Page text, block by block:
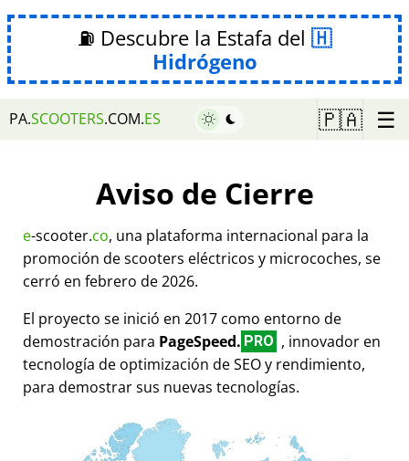
⛽ Descubre la Estafa del
Hidrógeno
PA.SCOOTERS.COM.ES 🇵🇦 ☰
Aviso de Cierre
e-scooter.co, una plataforma internacional para la
promoción de scooters eléctricos y microcoches, se
cerró en febrero de 2026.
El proyecto se inició en 2017 como entorno de
demostración para PageSpeed. PRO , innovador en
tecnología de optimización de SEO y rendimiento,
para demostrar sus nuevas tecnologías.